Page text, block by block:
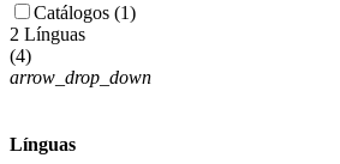
Catálogos (1)
2 Línguas
(4)
arrow_drop_down
Línguas